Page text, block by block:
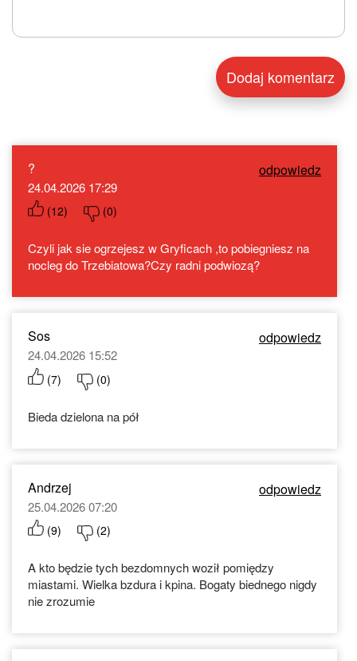
? odpowiedz
24.04.2026 17:29
(12) (0)
Czyli jak sie ogrzejesz w Gryficach ,to pobiegniesz na
nocleg do Trzebiatowa?Czy radni podwiozą?
Sos odpowiedz
24.04.2026 15:52
(7) (0)
Bieda dzielona na pół
Andrzej odpowiedz
25.04.2026 07:20
(9) (2)
A kto będzie tych bezdomnych woził pomiędzy
miastami. Wielka bzdura i kpina. Bogaty biednego nigdy
nie zrozumie